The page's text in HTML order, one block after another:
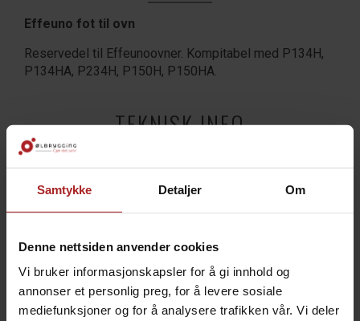
Samtykke Detaljer Om
Denne nettsiden anvender cookies
Vi bruker informasjonskapsler for å gi innhold og
annonser et personlig preg, for å levere sosiale
mediefunksjoner og for å analysere trafikken vår. Vi deler
Effeuno fot til ovn
Reservedel til Effeunoovner. Kompitabel med P134H,
P134HA, P234H, P150H, P150HA.
TEKNISK INFO
TILBEHØR